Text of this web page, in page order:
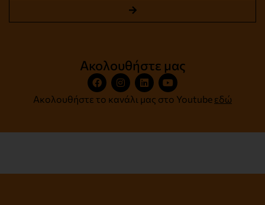
Ακολουθήστε μας
Ακολουθήστε το κανάλι μας στο Youtube εδώ